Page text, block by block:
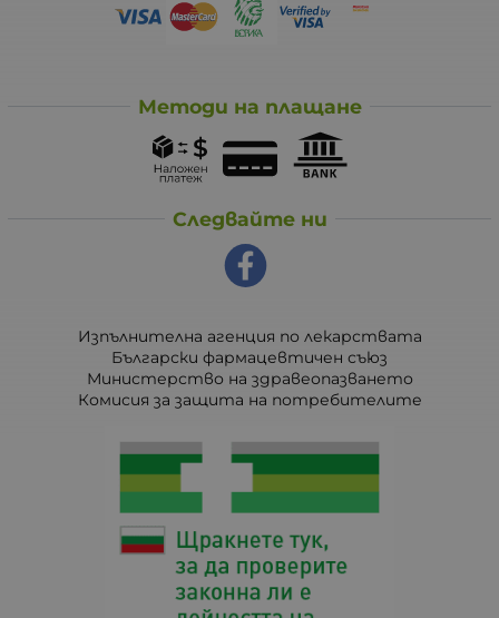
Методи на плащане
Следвайте ни
Изпълнителна агенция по лекарствата
Български фармацевтичен съюз
Министерство на здравеопазването
Комисия за защита на потребителите